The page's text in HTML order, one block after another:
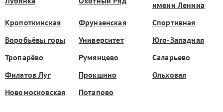
имени Ленина
Кропоткинская
Фрунзенская
Спортивная
Воробьёвы горы
Университет
Юго-Западная
Тропарёво
Румянцево
Саларьево
Филатов Луг
Прокшино
Ольховая
Новомосковская
Потапово